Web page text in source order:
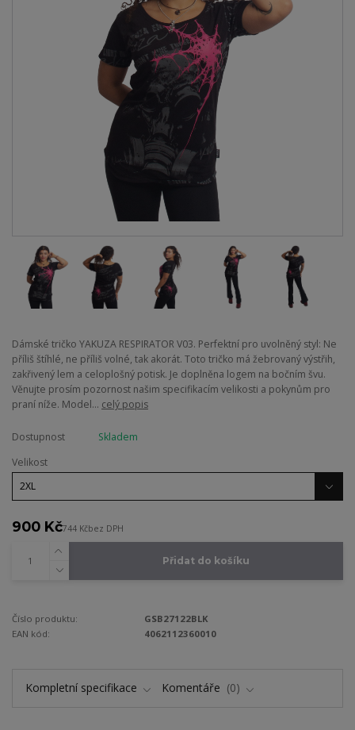
Dámské tričko YAKUZA RESPIRATOR V03. Perfektní pro uvolněný styl: Ne
příliš štíhlé, ne příliš volné, tak akorát. Toto tričko má žebrovaný výstřih,
zakřivený lem a celoplošný potisk. Je doplněna logem na bočním švu.
Věnujte prosím pozornost našim specifikacím velikosti a pokynům pro
praní níže. Model... celý popis
Dostupnost
Skladem
Velikost
900 Kč744 Kčbez DPH
Přidat do košíku
Číslo produktu:
GSB27122BLK
EAN kód:
4062112360010
Kompletní specifikace Komentáře 0